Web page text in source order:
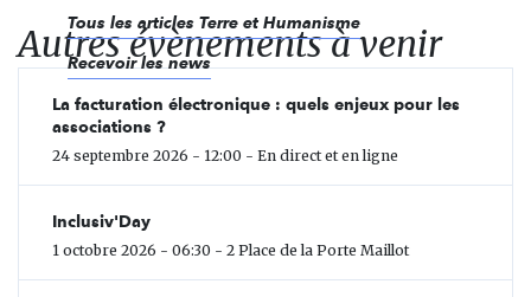
Tous les articles Terre et Humanisme
Recevoir les news
Autres évènements à venir
La facturation électronique : quels enjeux pour les
associations ?
24 septembre 2026 - 12:00 - En direct et en ligne
Inclusiv'Day
1 octobre 2026 - 06:30 - 2 Place de la Porte Maillot